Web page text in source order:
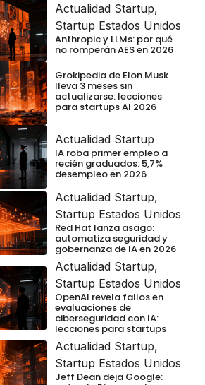
Actualidad Startup,
Startup Estados Unidos
Anthropic y LLMs: por qué
no romperán AES en 2026
Grokipedia de Elon Musk
lleva 3 meses sin
actualizarse: lecciones
para startups AI 2026
Actualidad Startup
IA roba primer empleo a
recién graduados: 5,7%
desempleo en 2026
Actualidad Startup,
Startup Estados Unidos
Red Hat lanza asago:
automatiza seguridad y
gobernanza de IA en 2026
Actualidad Startup,
Startup Estados Unidos
OpenAI revela fallos en
evaluaciones de
ciberseguridad con IA:
lecciones para startups
Actualidad Startup,
Startup Estados Unidos
Jeff Dean deja Google: